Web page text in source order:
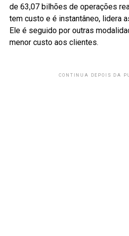
de 63,07 bilhões de operações
tem custo e é instantâneo, lidera
Ele é seguido por outras
menor custo aos clientes.
CONTINUA DEPOIS DA